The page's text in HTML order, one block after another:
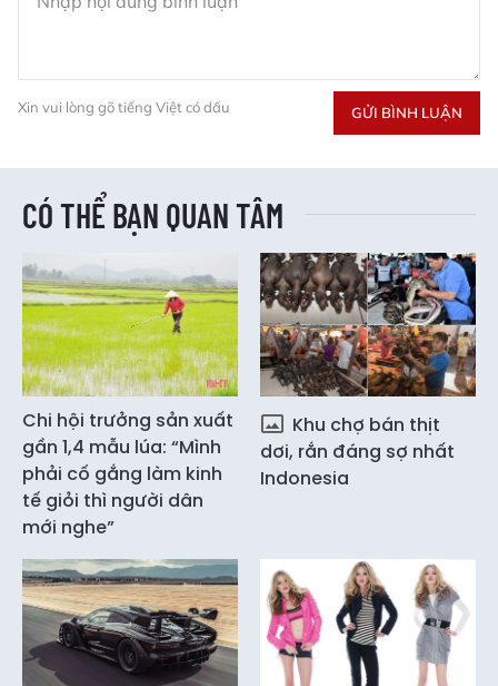
Xin vui lòng gõ tiếng Việt có dấu GỬI BÌNH LUẬN
CÓ THỂ BẠN QUAN TÂM
Chi hội trưởng sản xuất
gần 1,4 mẫu lúa: “Mình
phải cố gắng làm kinh
tế giỏi thì người dân
mới nghe”
Khu chợ bán thịt
dơi, rắn đáng sợ nhất
Indonesia